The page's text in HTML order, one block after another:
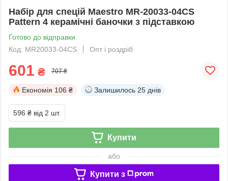
Набір для спецій Maestro MR-20033-04CS
Pattern 4 керамічні баночки з підставкою
Готово до відправки
Код: MR20033-04СS
Опт і роздріб
601 ₴ 707 ₴
Економія 106 ₴ Залишилось 25 днів
596 ₴ від 2 шт.
Купити
або
Купити з